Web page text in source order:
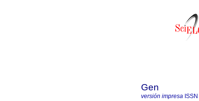
Gen
versión impresa ISSN